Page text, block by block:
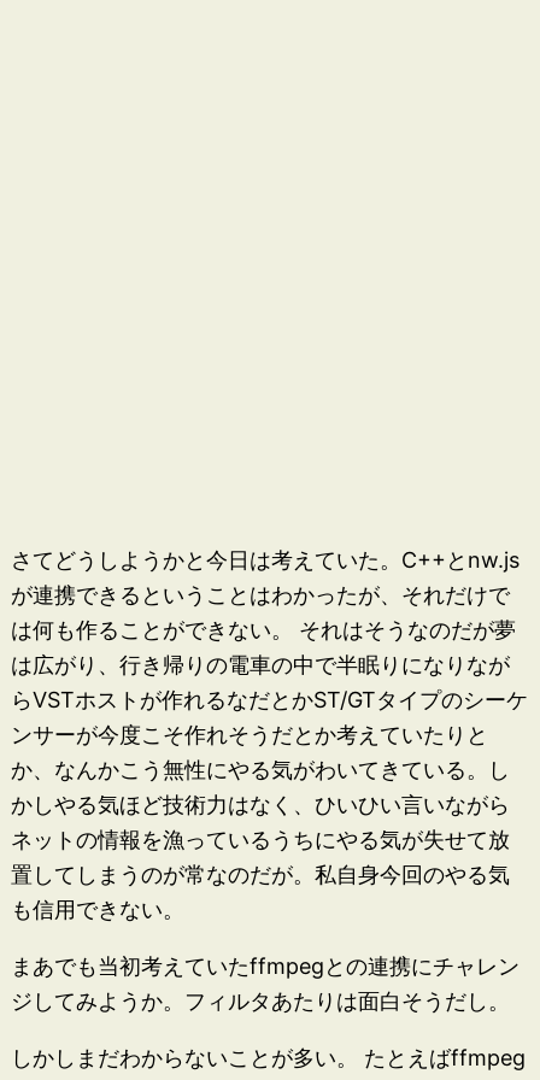
さてどうしようかと今日は考えていた。C++とnw.js
が連携できるということはわかったが、それだけで
は何も作ることができない。 それはそうなのだが夢
は広がり、行き帰りの電車の中で半眠りになりなが
らVSTホストが作れるなだとかST/GTタイプのシーケ
ンサーが今度こそ作れそうだとか考えていたりと
か、なんかこう無性にやる気がわいてきている。し
かしやる気ほど技術力はなく、ひいひい言いながら
ネットの情報を漁っているうちにやる気が失せて放
置してしまうのが常なのだが。私自身今回のやる気
も信用できない。
まあでも当初考えていたffmpegとの連携にチャレン
ジしてみようか。フィルタあたりは面白そうだし。
しかしまだわからないことが多い。 たとえばffmpeg